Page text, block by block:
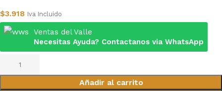
$3.918 Iva Incluido
Ventas del Valle
Necesitas Ayuda? Contactanos via WhatsApp
Añadir al carrito